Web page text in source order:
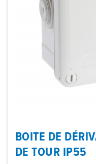
BOITE DE
DE TOUR IP55